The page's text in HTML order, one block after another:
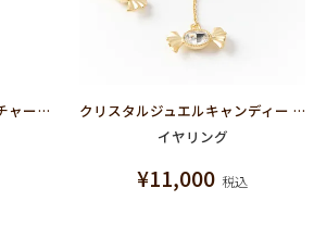
エラベルシアワセ バッグチャーム チェーン（マットピンクゴールド）
クリスタルジュエルキャンディー パールイヤリング（ペア）
イヤリング
¥11,000 税込